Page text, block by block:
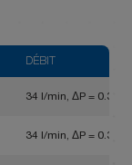
DÉBIT
34 l/min, ΔP = 0.3 bar
34 l/min, ΔP = 0.3 bar